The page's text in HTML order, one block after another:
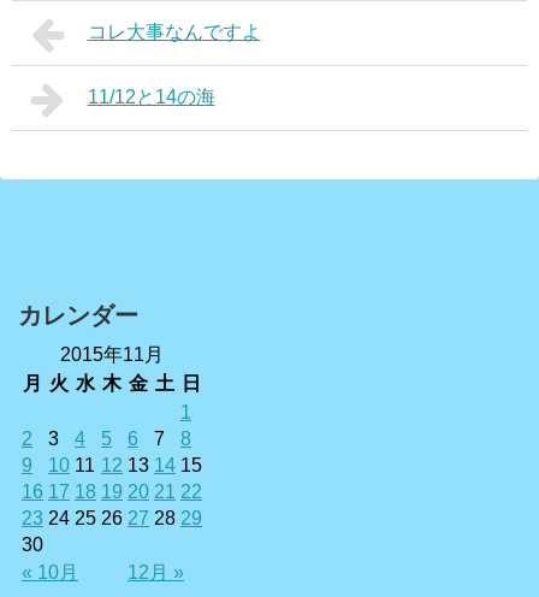
コレ大事なんですよ
11/12と14の海
カレンダー
2015年11月
月
火 水 木 金 土 日
« 10月 12月 »
1
2
3 4 5 6 7
8
9
10 11 12 13 14 15
16 17 18 19 20 21 22
23 24 25 26 27 28 29
30